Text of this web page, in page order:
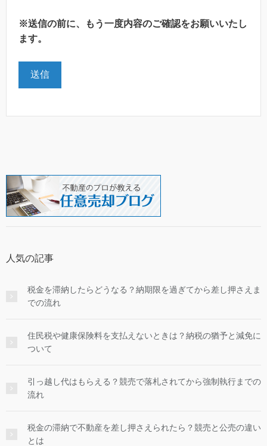
※送信の前に、もう一度内容のご確認をお願いいたし
ます。
人気の記事
税金を滞納したらどうなる？納期限を過ぎてから差し押さえま
での流れ
住民税や健康保険料を支払えないときは？納税の猶予と減免に
ついて
引っ越し代はもらえる？競売で落札されてから強制執行までの
流れ
税金の滞納で不動産を差し押さえられたら？競売と公売の違い
とは